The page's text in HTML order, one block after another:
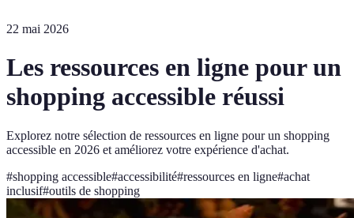
22 mai 2026
Les ressources en ligne pour un
shopping accessible réussi
Explorez notre sélection de ressources en ligne pour un shopping
accessible en 2026 et améliorez votre expérience d'achat.
#shopping accessible#accessibilité#ressources en ligne#achat
inclusif#outils de shopping